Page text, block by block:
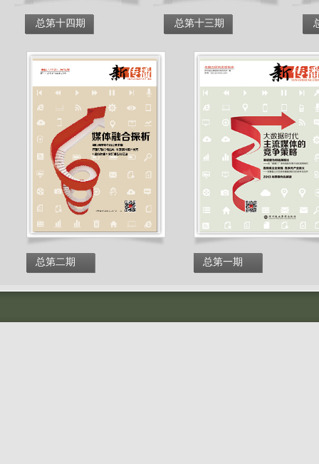
总第十四期 总第十三期
总第二期 总第一期